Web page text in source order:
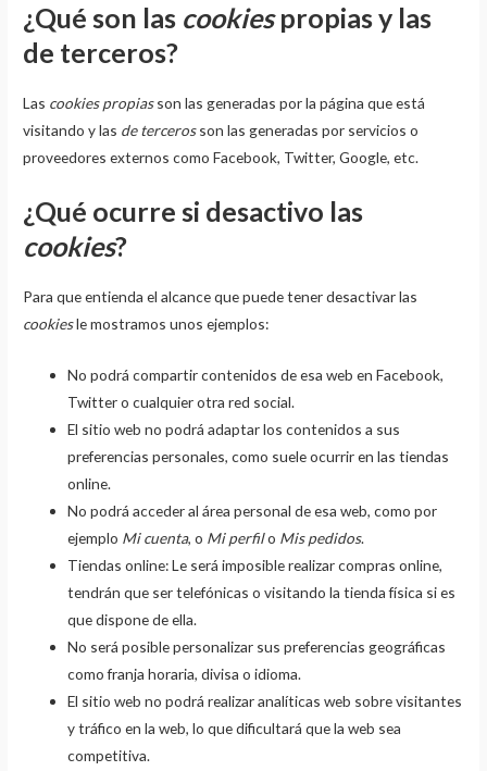
¿Qué son las cookiespropias y las
de terceros?
Las cookies propiasson las generadas por la página que está
visitando y las de tercerosson las generadas por servicios o
proveedores externos como Facebook, Twitter, Google, etc.
¿Qué ocurre si desactivo las
cookies?
Para que entienda el alcance que puede tener desactivar las
cookiesle mostramos unos ejemplos:
No podrá compartir contenidos de esa web en Facebook,
Twitter o cualquier otra red social.
El sitio web no podrá adaptar los contenidos a sus
preferencias personales, como suele ocurrir en las tiendas
online.
No podrá acceder al área personal de esa web, como por
ejemplo Mi cuenta, o Mi perfilo Mis pedidos.
Tiendas online: Le será imposible realizar compras online,
tendrán que ser telefónicas o visitando la tienda física si es
que dispone de ella.
No será posible personalizar sus preferencias geográficas
como franja horaria, divisa o idioma.
El sitio web no podrá realizar analíticas web sobre visitantes
y tráfico en la web, lo que dificultará que la web sea
competitiva.